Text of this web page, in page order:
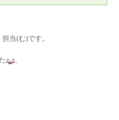
当(む)です。
、